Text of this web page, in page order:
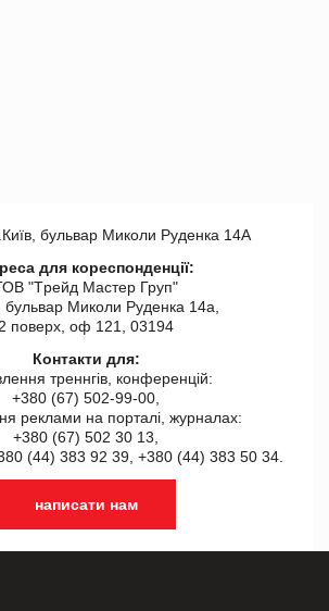
бульвар Миколи Руденка 14А
для кореспонденції:
"Tрейд Мастер Груп"
бульвар Миколи Руденка 14а,
2 поверх, оф 121, 03194
Контакти для:
треннгів, конференцій:
+380 (67) 502-99-00,
реклами на порталі, журналах:
+380 (67) 502 30 13,
(44) 383 92 39, +380 (44) 383 50 34.
написати нам